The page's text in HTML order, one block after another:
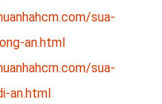
sua-
an.html
sua-
an.html